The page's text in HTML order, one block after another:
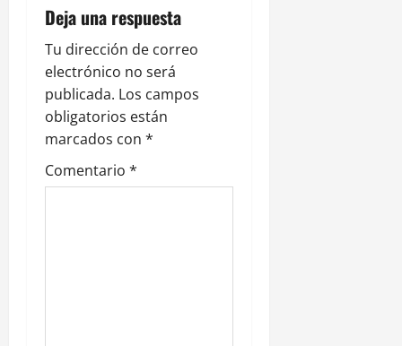
i
ó
n
d
e
Deja una respuesta
Tu dirección de correo
electrónico no será
publicada. Los campos
obligatorios están
marcados con *
Comentario *